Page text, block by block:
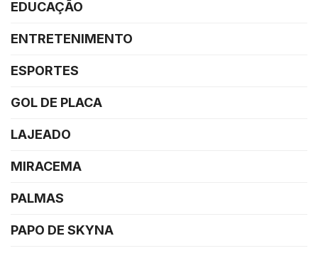
EDUCAÇÃO
ENTRETENIMENTO
ESPORTES
GOL DE PLACA
LAJEADO
MIRACEMA
PALMAS
PAPO DE SKYNA